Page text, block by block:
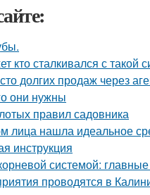
кто сталкивался с такой
долгих продаж через
они нужны
правил садовника
нашла идеальное
инструкция
системой:
проводятся в